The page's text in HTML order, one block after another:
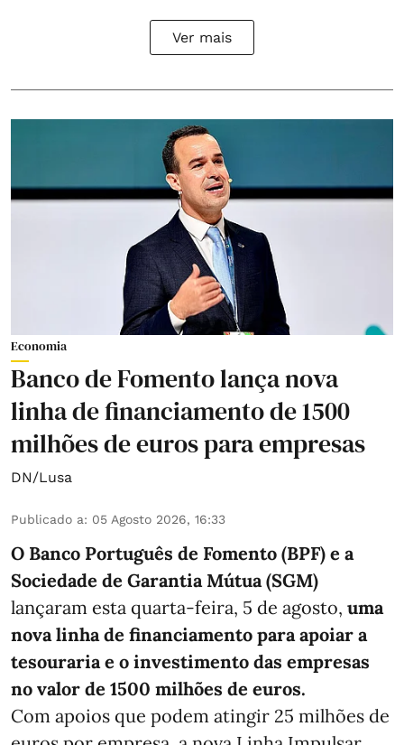
Ver mais
Economia
Banco de Fomento lança nova
linha de financiamento de 1500
milhões de euros para empresas
DN/Lusa
Publicado a: 05 Agosto 2026, 16:33
O Banco Português de Fomento (BPF) e a
Sociedade de Garantia Mútua (SGM)
lançaram esta quarta-feira, 5 de agosto, uma
nova linha de financiamento para apoiar a
tesouraria e o investimento das empresas
no valor de 1500 milhões de euros.
Com apoios que podem atingir 25 milhões de